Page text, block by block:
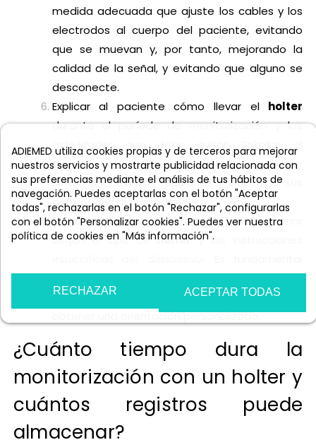
ADIEMED utiliza cookies propias y de terceros para mejorar
nuestros servicios y mostrarte publicidad relacionada con
sus preferencias mediante el análisis de tus hábitos de
navegación. Puedes aceptarlas con el botón "Aceptar
todas", rechazarlas en el botón "Rechazar", configurarlas
con el botón "Personalizar cookies". Puedes ver nuestra
política de cookies en "Más información".
RECHAZAR ACEPTAR TODAS
medida adecuada que ajuste los cables y los
electrodos al cuerpo del paciente, evitando
que se muevan y, por tanto, mejorando la
calidad de la señal, y evitando que alguno se
desconecte.
Explicar al paciente cómo llevar el holter
durante el período de monitorización y las
actividades que debe evitar. Solicitar al
paciente que lleve un registro de cualquier
síntoma o evento relevante y que siga sus
actividades diarias normales.
Estos pasos son generales y pueden variar
según el tipo deholtery las instrucciones
seguir las indicaciones del fabricante y
consultar con un profesional de la salud para
obtener una orientación personalizada.
¿Cuánto tiempo dura la
monitorización con un holter y
cuántos registros puede
almacenar?